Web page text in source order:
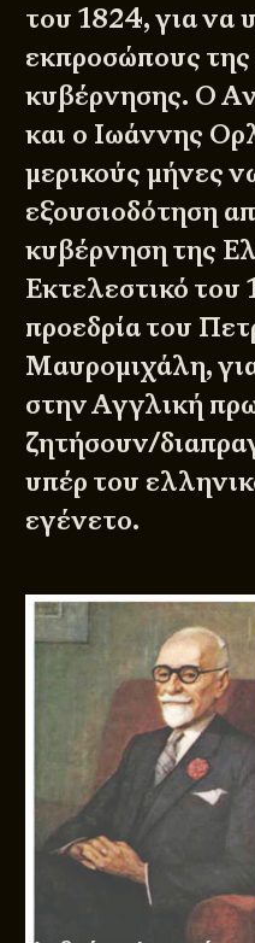
του 1824, για να
εκπροσώπους
κυβέρνησης. Ο
και ο Ιωάννης
μερικούς μήνες
εξουσιοδότηση
κυβέρνηση της
Εκτελεστικό του
προεδρία του
Μαυρομιχάλη,
στην Αγγλική
ζητήσουν/
υπέρ του
εγένετο.